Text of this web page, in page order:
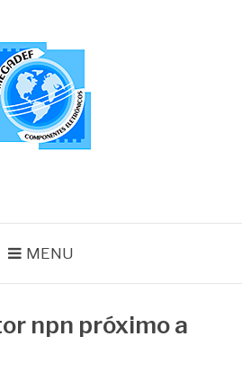
MENU
npn próximo a